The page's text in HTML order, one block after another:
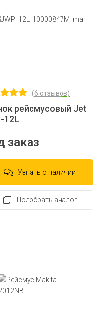
(6 отзывов)
рейсмусовый Jet
12L
заказ
Узнать о наличии
Подобрать аналог